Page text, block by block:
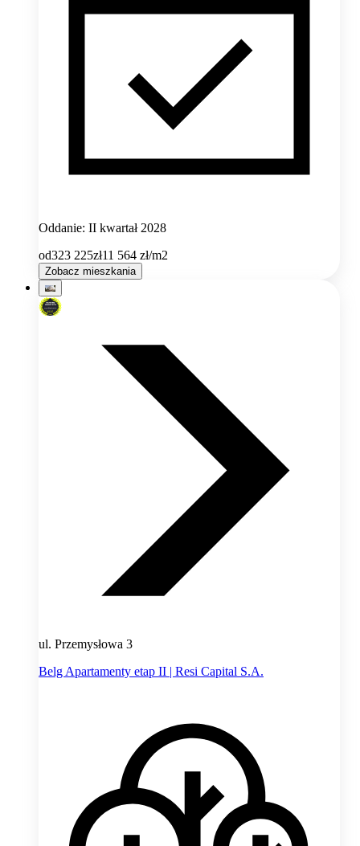
Oddanie: II kwartał 2028
od323 225zł11 564 zł/m2
Zobacz mieszkania
ul. Przemysłowa 3
Belg Apartamenty etap II | Resi Capital S.A.